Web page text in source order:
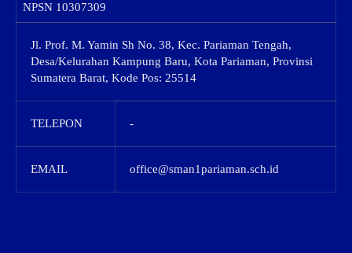
NPSN 10307309
Jl. Prof. M. Yamin Sh No. 38, Kec. Pariaman Tengah,
Desa/Kelurahan Kampung Baru, Kota Pariaman, Provinsi
Sumatera Barat, Kode Pos: 25514
TELEPON -
EMAIL office@sman1pariaman.sch.id